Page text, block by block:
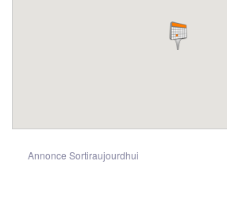
Annonce Sortiraujourdhui